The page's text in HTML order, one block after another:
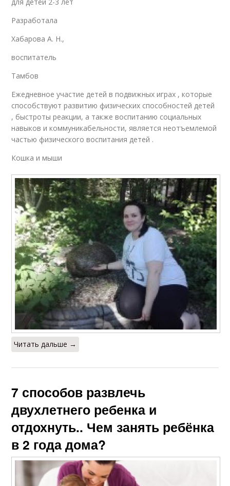
для детей 2-3 лет
Разработала
Хабарова А. Н.,
воспитатель
Тамбов
Ежедневное участие детей в подвижных играх , которые
способствуют развитию физических способностей детей
, быстроты реакции, а также воспитанию социальных
навыков и коммуникабельности, является неотъемлемой
частью физического воспитания детей .
Кошка и мыши
Читать дальше →
7 способов развлечь
двухлетнего ребенка и
отдохнуть.. Чем занять ребёнка
в 2 года дома?